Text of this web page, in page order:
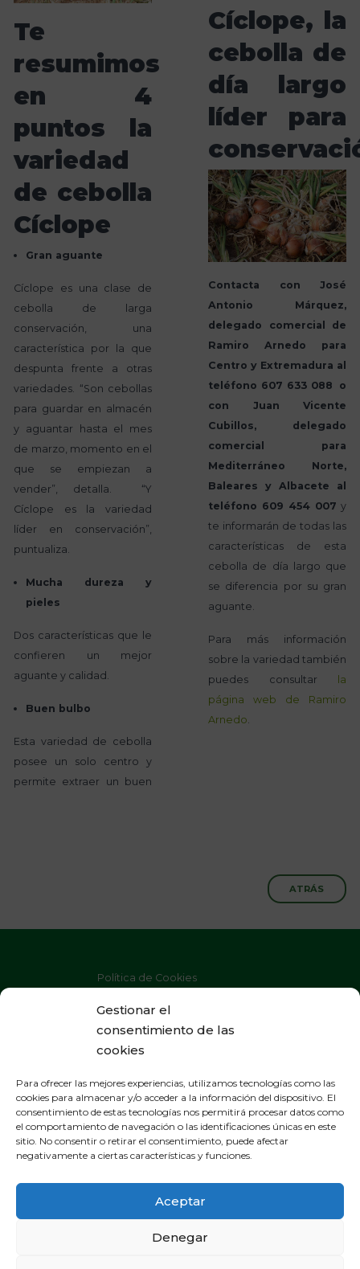
Gestionar el
consentimiento de las
cookies
Para ofrecer las mejores experiencias, utilizamos tecnologías como las
cookies para almacenar y/o acceder a la información del dispositivo. El
consentimiento de estas tecnologías nos permitirá procesar datos como
el comportamiento de navegación o las identificaciones únicas en este
sitio. No consentir o retirar el consentimiento, puede afectar
negativamente a ciertas características y funciones.
Aceptar
Denegar
Te
resumimos
en 4
puntos la
variedad
de cebolla
Cíclope
Gran aguante
Cíclope es una clase de
cebolla de larga
conservación, una
característica por la que
despunta frente a otras
variedades. “Son cebollas
para guardar en almacén
y aguantar hasta el mes
de marzo, momento en el
que se empiezan a
vender”, detalla. “Y
Cíclope es la variedad
líder en conservación”,
puntualiza.
Mucha dureza y
pieles
Dos características que le
confieren un mejor
aguante y calidad.
Buen bulbo
Esta variedad de cebolla
posee un solo centro y
permite extraer un buen
Cíclope, la
cebolla de
día largo
líder para
Contacta con José
Antonio Márquez,
delegado comercial de
Ramiro Arnedo para
Centro y Extremadura al
teléfono 607 633 088
o
con Juan Vicente
Cubillos, delegado
comercial para
Mediterráneo Norte,
Baleares y Albacete al
teléfono 609 454 007 y
te informarán de todas las
características de esta
cebolla de día largo que
se diferencia por su gran
aguante.
Para más información
sobre la variedad también
puedes consultar
la
página web de Ramiro
Arnedo
ATRÁS
Política de Cookies
Política de Privacidad
Aviso Legal
OFICINAS GENERALES
General Gallarza 38, apartado 21